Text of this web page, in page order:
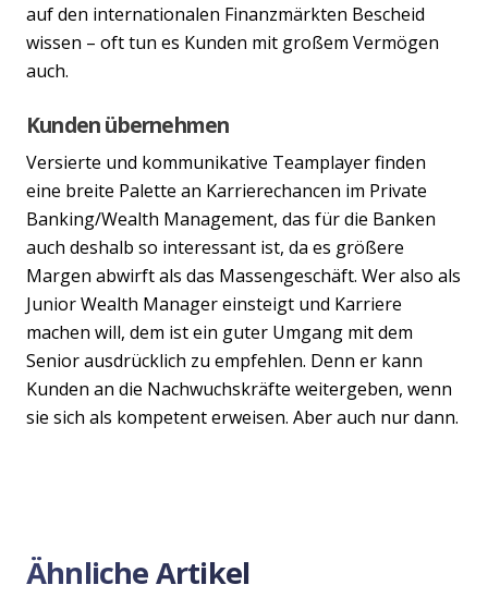
auf den internationalen Finanzmärkten Bescheid
wissen – oft tun es Kunden mit großem Vermögen
auch.
Kunden übernehmen
Versierte und kommunikative Teamplayer finden
eine breite Palette an Karrierechancen im Private
Banking/Wealth Management, das für die Banken
auch deshalb so interessant ist, da es größere
Margen abwirft als das Massengeschäft. Wer also als
Junior Wealth Manager einsteigt und Karriere
machen will, dem ist ein guter Umgang mit dem
Senior ausdrücklich zu empfehlen. Denn er kann
Kunden an die Nachwuchskräfte weitergeben, wenn
sie sich als kompetent erweisen. Aber auch nur dann.
Ähnliche Artikel